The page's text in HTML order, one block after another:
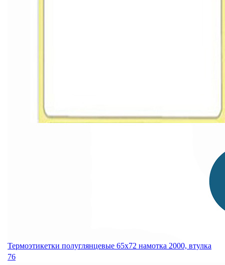
Термоэтикетки полуглянцевые 65х72 намотка 2000, втулка
76